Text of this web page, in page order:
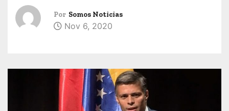
Por Somos Noticias
Nov 6, 2020